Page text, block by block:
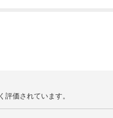
価されています。